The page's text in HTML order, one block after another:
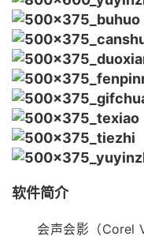
软件简介
会声会影（Corel